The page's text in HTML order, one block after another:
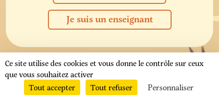
Je suis un enseignant
Ce site utilise des cookies et vous donne le contrôle sur ceux
que vous souhaitez activer
Tout accepter
Tout refuser Personnaliser